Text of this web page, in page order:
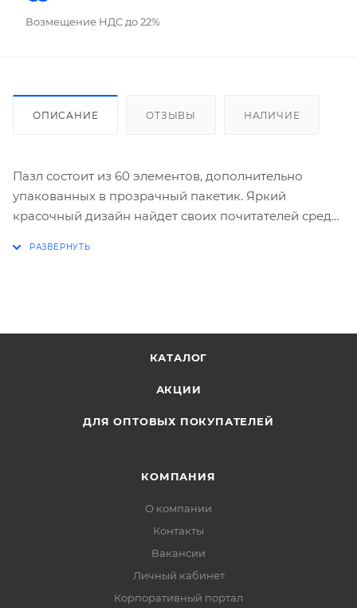
Возмещение НДС до 22%
ОПИСАНИЕ ОТЗЫВЫ НАЛИЧИЕ
Пазл состоит из 60 элементов, дополнительно
упакованных в прозрачный пакетик. Яркий
красочный дизайн найдет своих почитателей среди
клапаном в термоусадочную пленку. Размер: 9х9х4
КАТАЛОГ
АКЦИИ
ДЛЯ ОПТОВЫХ ПОКУПАТЕЛЕЙ
КОМПАНИЯ
О компании
Контакты
Вакансии
Личный кабинет
Корпоративный портал